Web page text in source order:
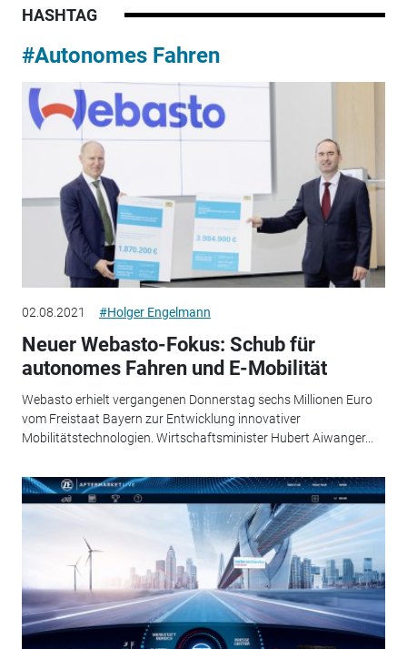
HASHTAG
#Autonomes Fahren
02.08.2021 #Holger Engelmann
Neuer Webasto-Fokus: Schub für
autonomes Fahren und E-Mobilität
Webasto erhielt vergangenen Donnerstag sechs Millionen Euro
vom Freistaat Bayern zur Entwicklung innovativer
Mobilitätstechnologien. Wirtschaftsminister Hubert Aiwanger...